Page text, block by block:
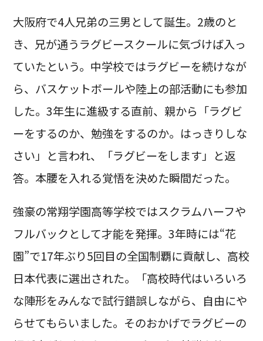
大阪府で4人兄弟の三男として誕生。2歳のと
き、兄が通うラグビースクールに気づけば入っ
ていたという。中学校ではラグビーを続けなが
ら、バスケットボールや陸上の部活動にも参加
した。3年生に進級する直前、親から「ラグビ
ーをするのか、勉強をするのか。はっきりしな
さい」と言われ、「ラグビーをします」と返
答。本腰を入れる覚悟を決めた瞬間だった。
強豪の常翔学園高等学校ではスクラムハーフや
フルバックとして才能を発揮。3年時には“花
園”で17年ぶり5回目の全国制覇に貢献し、高校
日本代表に選出された。「高校時代はいろいろ
な陣形をみんなで試行錯誤しながら、自由にや
らせてもらいました。そのおかげでラグビーの